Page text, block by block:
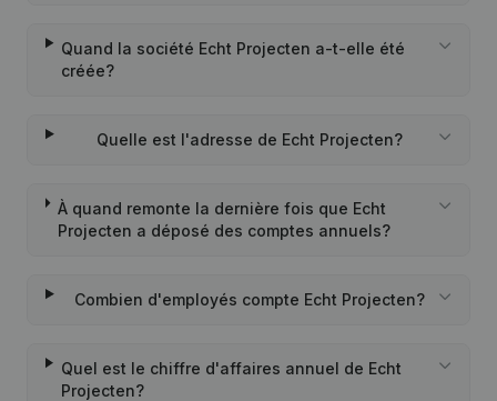
Quand la société Echt Projecten a-t-elle été
créée?
Quelle est l'adresse de Echt Projecten?
À quand remonte la dernière fois que Echt
Projecten a déposé des comptes annuels?
Combien d'employés compte Echt Projecten?
Quel est le chiffre d'affaires annuel de Echt
Projecten?